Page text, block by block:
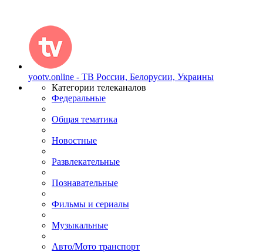
yootv.online - ТВ России, Белорусии, Украины
Категории телеканалов
Федеральные
Общая тематика
Новостные
Развлекательные
Познавательные
Фильмы и сериалы
Музыкальные
Авто/Мото транспорт